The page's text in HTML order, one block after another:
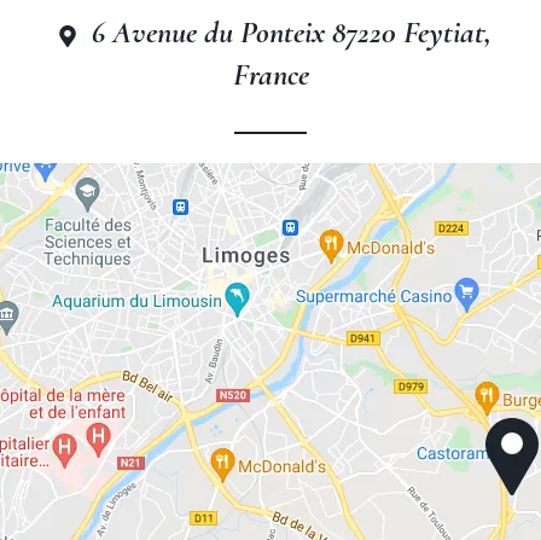
6 Avenue du Ponteix 87220 Feytiat,
France
The Originals City, Limoges
The Originals City, Limoges
Sud-Feytiat